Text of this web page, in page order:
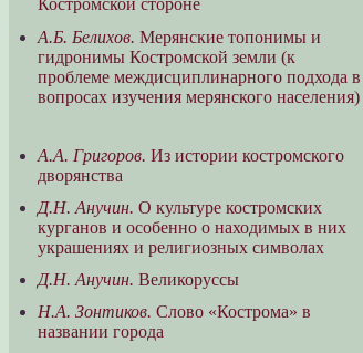
Костромской стороне
А.Б. Белихов. Мерянские топонимы и
гидронимы Костромской земли (к
проблеме междисциплинарного подхода в
вопросах изучения мерянского населения)
А.А. Григоров. Из истории костромского
дворянства
Д.Н. Анучин. О культуре костромских
курганов и особенно о находимых в них
украшениях и религиозных символах
Д.Н. Анучин. Великоруссы
Н.А. Зонтиков. Слово «Кострома» в
названии города